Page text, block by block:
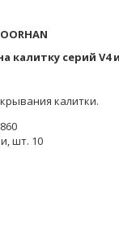
калитку серий V4 и
калитки.
шт. 10